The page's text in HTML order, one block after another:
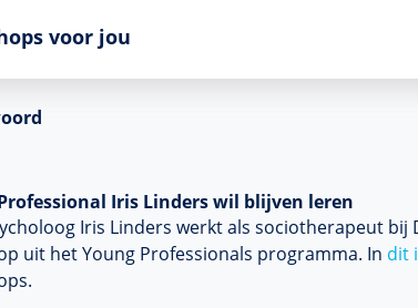
voor jou
Iris Linders wil blijven leren
Iris Linders werkt als sociotherapeut bij
uit het Young Professionals programma. In dit